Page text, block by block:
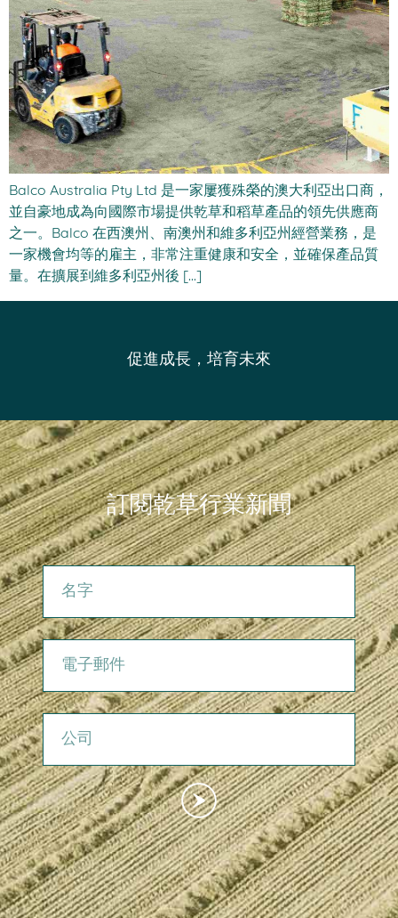
Balco Australia Pty Ltd 是一家屢獲殊榮的澳大利亞出口商，
並自豪地成為向國際市場提供乾草和稻草產品的領先供應商
之一。Balco 在西澳州、南澳州和維多利亞州經營業務，是
一家機會均等的雇主，非常注重健康和安全，並確保產品質
量。在擴展到維多利亞州後 [...]
促進成長，培育未來
訂閱乾草行業新聞
名字
電子郵件
公司